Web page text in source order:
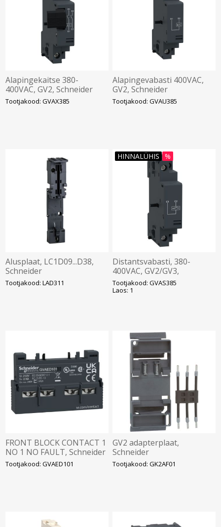
Alapingekaitse 380-
400VAC, GV2, Schneider
Tootjakood: GVAX385
Alapingevabasti 400VAC,
GV2, Schneider
Tootjakood: GVAU385
Alusplaat, LC1D09...D38,
Schneider
Tootjakood: LAD311
HINNALÜHIS %
Distantsvabasti, 380-
400VAC, GV2/GV3,
Schneider
Tootjakood: GVAS385
Laos: 1
FRONT BLOCK CONTACT 1
NO 1 NO FAULT, Schneider
Tootjakood: GVAED101
GV2 adapterplaat,
Schneider
Tootjakood: GK2AF01